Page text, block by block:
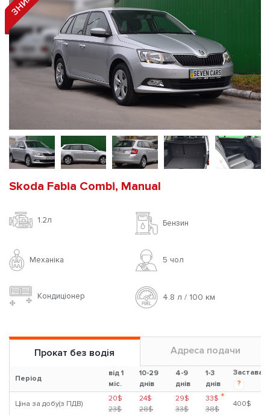
Skoda Fabia Combi, Manual
1.2л Бензин
Механіка 5 чoл
Кондиціонер 4.8 л / 100 км
Прокат без водія Адреса подачи
Період
від 1
міс.
10-29
днів
4-9
днів
1-3
днів
Застава
?
Ціна за добу(з ПДВ)
20$
23$
24$
28$
29$
33$
33$ *
38$
400$